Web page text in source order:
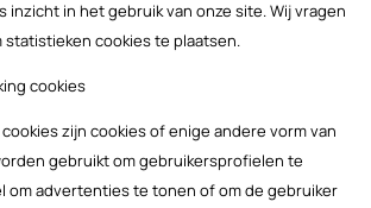
inzicht in het gebruik van onze site. Wij vragen
statistieken cookies te plaatsen.
cookies
zijn cookies of enige andere vorm van
gebruikt om gebruikersprofielen te
om advertenties te tonen of om de gebruiker